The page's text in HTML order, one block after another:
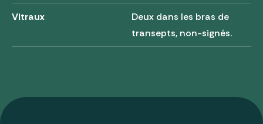
Vitraux
Deux dans les bras de
transepts, non-signés.